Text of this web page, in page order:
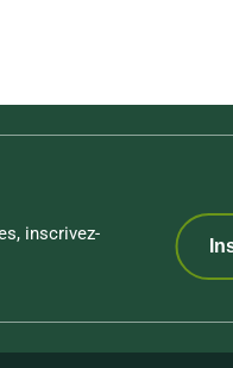
inscrivez-